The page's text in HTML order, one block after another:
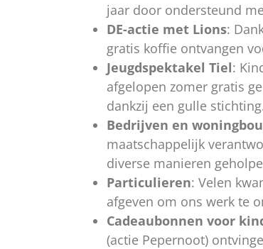
jaar door ondersteund
DE-actie met Lions:
gratis koffie ontvangen
Jeugdspektakel Tiel:
afgelopen zomer gratis
dankzij een gulle
Bedrijven en
maatschappelijk
diverse manieren
Particulieren: Velen
afgeven om ons werk te
Cadeaubonnen voor
(actie Pepernoot)